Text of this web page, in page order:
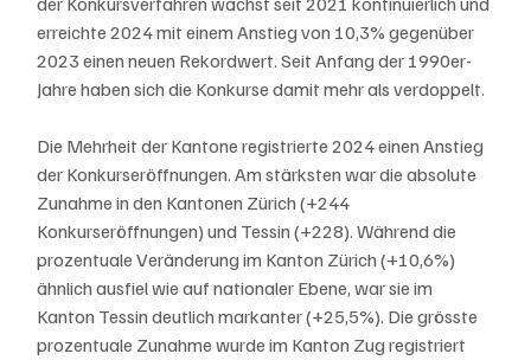
erreichte 2024 mit einem Anstieg von 10,3% gegenüber
2023 einen neuen Rekordwert. Seit Anfang der 1990er-
Jahre haben sich die Konkurse damit mehr als verdoppelt.
Die Mehrheit der Kantone registrierte 2024 einen Anstieg
der Konkurseröffnungen. Am stärksten war die absolute
Zunahme in den Kantonen Zürich (+244
Konkurseröffnungen) und Tessin (+228). Während die
prozentuale Veränderung im Kanton Zürich (+10,6%)
ähnlich ausfiel wie auf nationaler Ebene, war sie im
Kanton Tessin deutlich markanter (+25,5%). Die grösste
prozentuale Zunahme wurde im Kanton Zug registriert